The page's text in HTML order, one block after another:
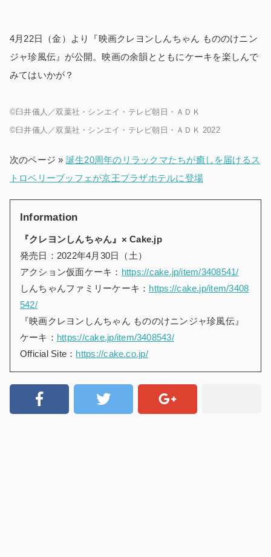
4月22日（金）より『映画クレヨンしんちゃん もののけニン
ジャ珍風伝』が公開。映画の余韻とともにケーキを楽しんで
みてはいかが？
©臼井儀人／双葉社・シンエイ・テレビ朝日・ＡＤＫ
©臼井儀人／双葉社・シンエイ・テレビ朝日・ＡＤＫ 2022
次のページ » 誕生20周年のリラックマたちが癒しを届けるス
トロベリーブッフェが京王プラザホテルに登場
Information
『クレヨンしんちゃん』× Cake.jp
発売日： 2022年4月30日（土）
アクション仮面ケーキ： https://cake.jp/item/3408541/
しんちゃんファミリーケーキ： https://cake.jp/item/3408
542/
『映画クレヨンしんちゃん もののけニンジャ珍風伝』
ケーキ： https://cake.jp/item/3408543/
Official Site： https://cake.co.jp/